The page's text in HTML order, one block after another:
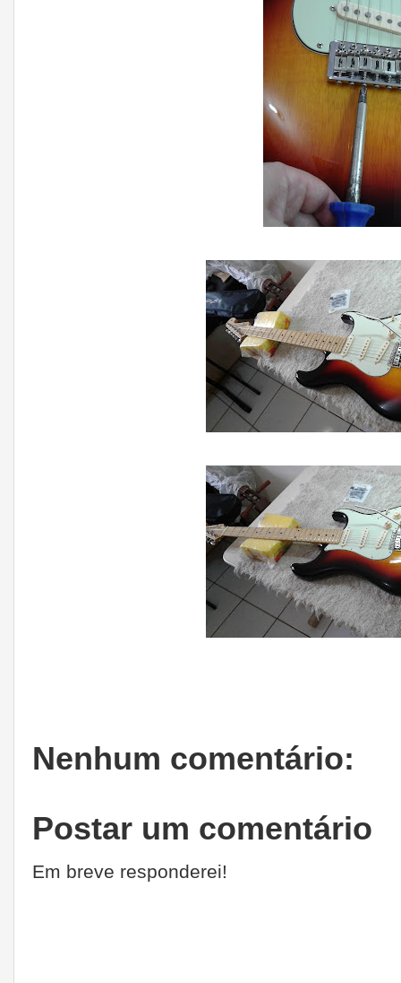
Nenhum comentário:
Postar um comentário
Em breve responderei!